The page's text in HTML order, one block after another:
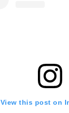
View this post on